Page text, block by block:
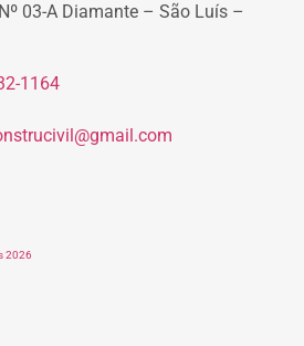
03-A Diamante – São Luís –
1164
2026